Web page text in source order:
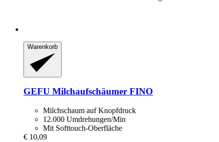
Warenkorb
GEFU Milchaufschäumer FINO
Milchschaum auf Knopfdruck
12.000 Umdrehungen/Min
Mit Softtouch-Oberfläche
€ 10,09